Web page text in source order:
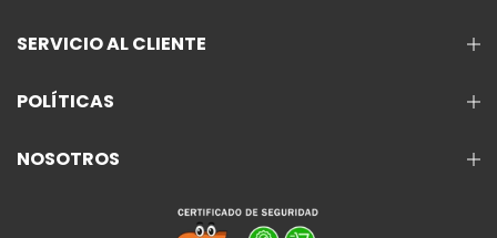
SERVICIO AL CLIENTE
POLÍTICAS
NOSOTROS